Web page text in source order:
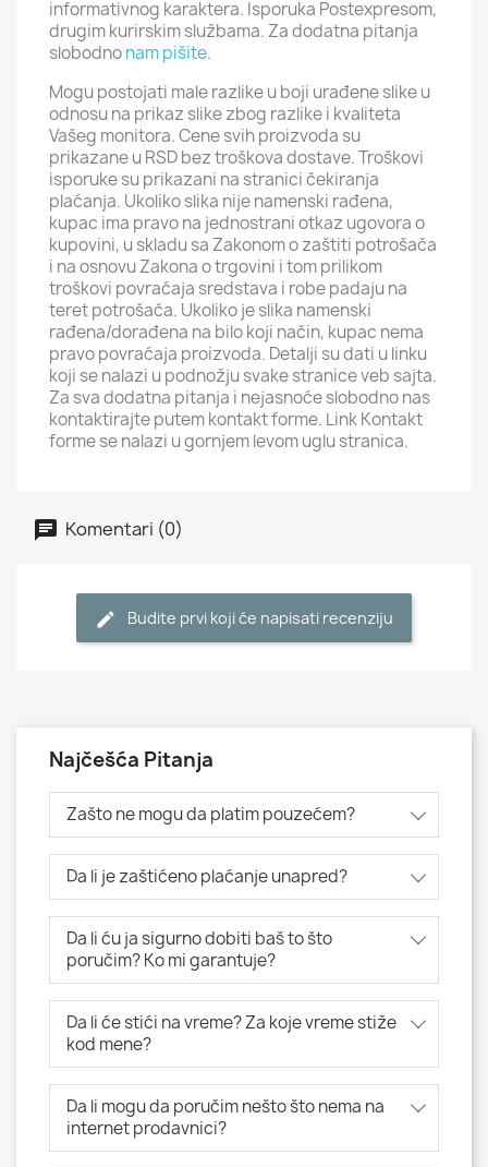
informativnog karaktera. Isporuka Postexpresom,
drugim kurirskim službama. Za dodatna pitanja
slobodnonam pišite.
Mogu postojati male razlike u boji urađene slike u
odnosu na prikaz slike zbog razlike i kvaliteta
Vašeg monitora. Cene svih proizvoda su
prikazane u RSD bez troškova dostave. Troškovi
isporuke su prikazani na stranici čekiranja
plaćanja. Ukoliko slika nije namenski rađena,
kupac ima pravo na jednostrani otkaz ugovora o
kupovini, u skladu sa Zakonom o zaštiti potrošača
i na osnovu Zakona o trgovini i tom prilikom
troškovi povraćaja sredstava i robe padaju na
teret potrošača. Ukoliko je slika namenski
rađena/dorađena na bilo koji način, kupac nema
pravo povraćaja proizvoda. Detalji su dati u linku
koji se nalazi u podnožju svake stranice veb sajta.
Za sva dodatna pitanja i nejasnoće slobodno nas
kontaktirajte putem kontakt forme. Link Kontakt
forme se nalazi u gornjem levom uglu stranica.
Komentari (0)
Budite prvi koji će napisati recenziju
Najčešća Pitanja
Zašto ne mogu da platim pouzećem?
Da li je zaštićeno plaćanje unapred?
Da li ću ja sigurno dobiti baš to što
poručim? Ko mi garantuje?
Da li će stići na vreme? Za koje vreme stiže
kod mene?
Da li mogu da poručim nešto što nema na
internet prodavnici?